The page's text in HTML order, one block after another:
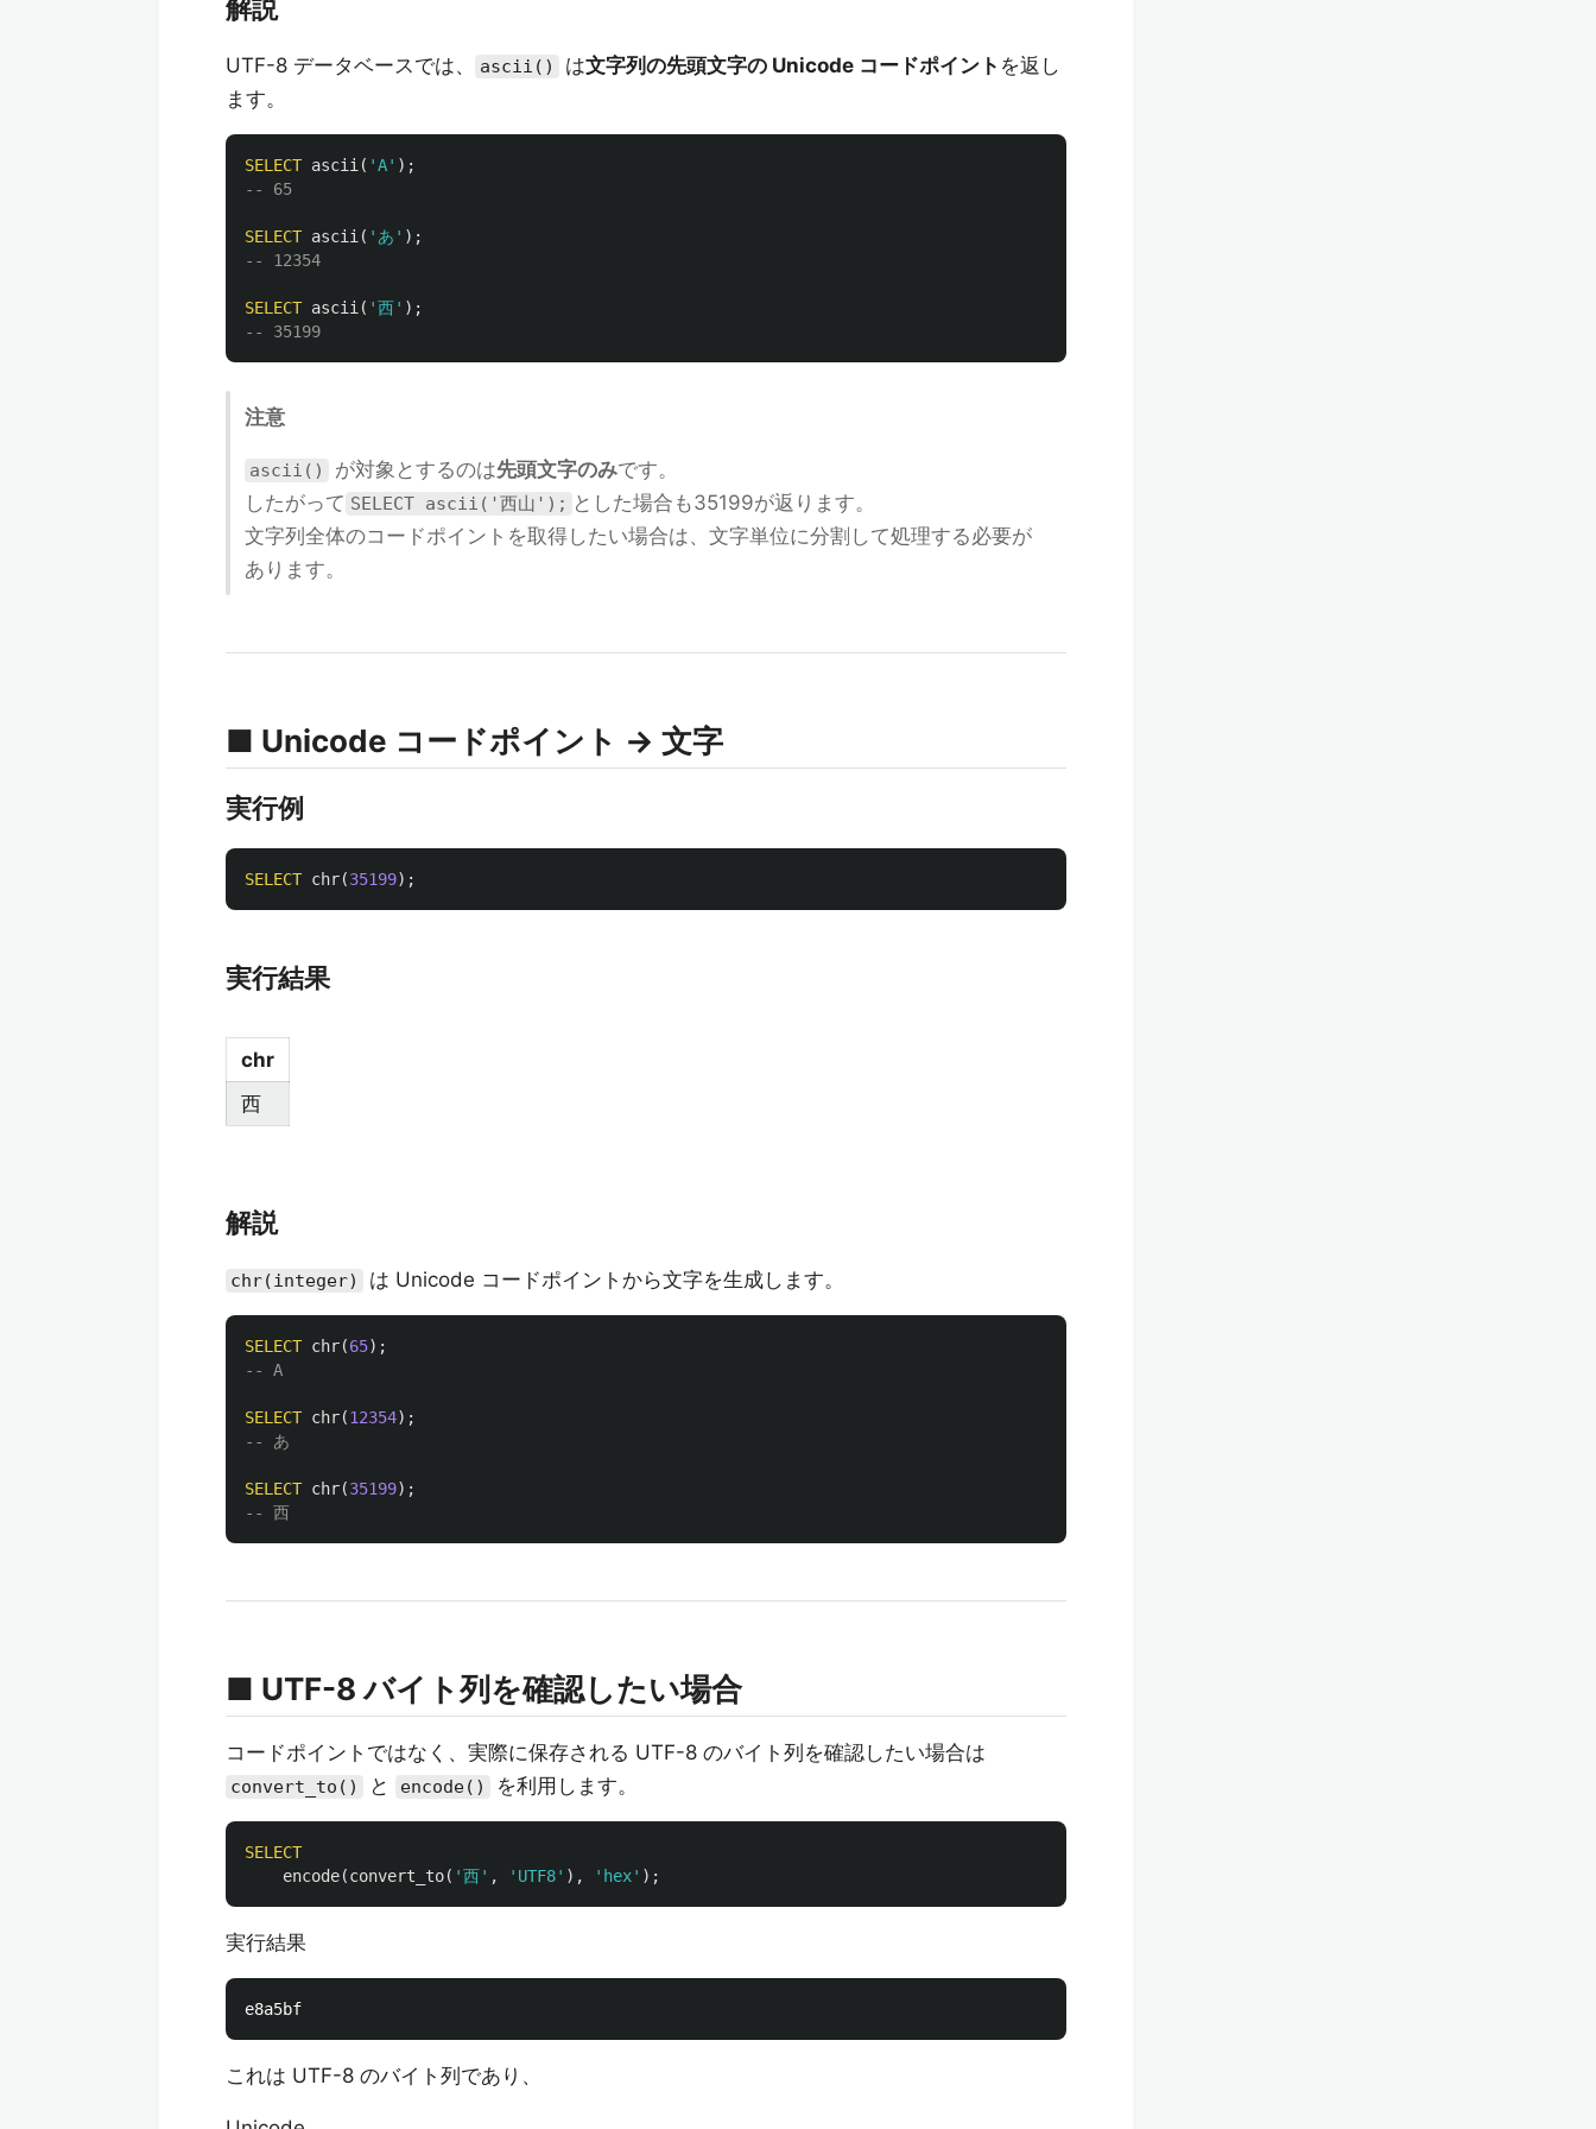
解説
UTF-8 データベースでは、 ascii() は文字列の先頭文字の Unicode コードポイント を返し
ます。
SELECT ascii ( 'A' );
-- 65
SELECT ascii ( 'あ' );
-- 12354
SELECT ascii ( '西' );
-- 35199
注意
ascii() が対象とするのは先頭文字のみです。
したがって SELECT ascii('西山'); とした場合も35199が返ります。
文字列全体のコードポイントを取得したい場合は、文字単位に分割して処理する必要が
あります。
■ Unicode コードポイント → 文字
実行例
SELECT chr(35199);
実行結果
chr
西
解説
chr(integer) は Unicode コードポイントから文字を生成します。
SELECT chr(65);
-- A
SELECT chr(12354);
-- あ
SELECT chr(35199);
-- 西
■ UTF-8 バイト列を確認したい場合
コードポイントではなく、実際に保存される UTF-8 のバイト列を確認したい場合は
convert_to() と encode() を利用します。
SELECT
encode(convert_to( '西' , 'UTF8' ), 'hex' );
実行結果
これは UTF-8 のバイト列であり、